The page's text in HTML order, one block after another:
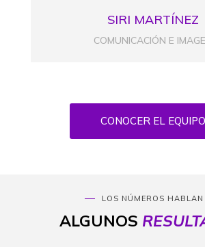
SIRI MARTÍNEZ
COMUNICACIÓN E
CONOCER EL EQUIPO
LOS NÚMEROS HABLAN
ALGUNOS